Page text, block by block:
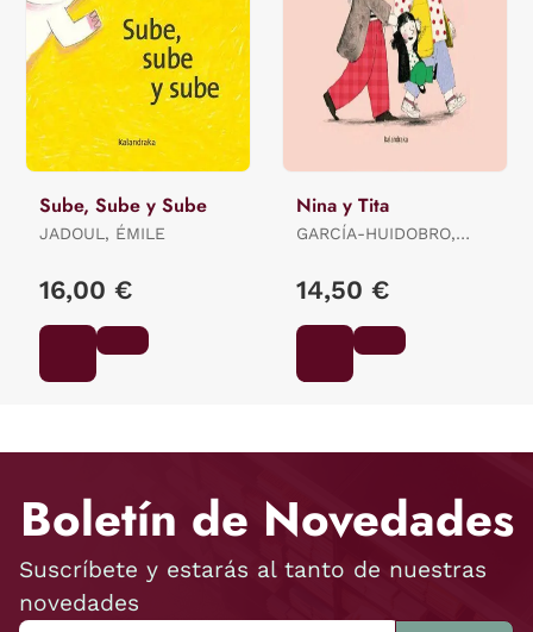
Sube, Sube y Sube
JADOUL, ÉMILE
16,00 €
Nina y Tita
GARCÍA-HUIDOBRO,
14,50 €
Boletín de Novedades
Suscríbete y estarás al tanto de nuestras
novedades